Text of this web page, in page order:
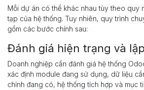
Mỗi dự án có thể khác nhau tùy theo quy
tạp của hệ thống. Tuy nhiên, quy trình
gồm các bước chính sau:
Đánh giá hiện trạng và
Doanh nghiệp cần đánh giá hệ thống
xác định module đang sử dụng, dữ liệu
chỉnh đang có, hệ thống tích hợp và mục